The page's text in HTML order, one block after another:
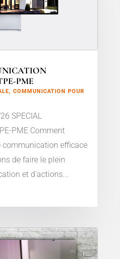
PME
, COMMUNICATION POUR
SPECIAL
PME Comment
communication efficace
de faire le plein
et d'actions...